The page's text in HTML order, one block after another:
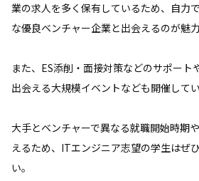
業の求人を多く保有しているため、自力
な優良ベンチャー企業と出会えるのが魅力
また、ES添削・面接対策などのサポート
出会える大規模イベントなども開催してい
大手とベンチャーで異なる就職開始時期
えるため、ITエンジニア志望の学生はぜ
い。